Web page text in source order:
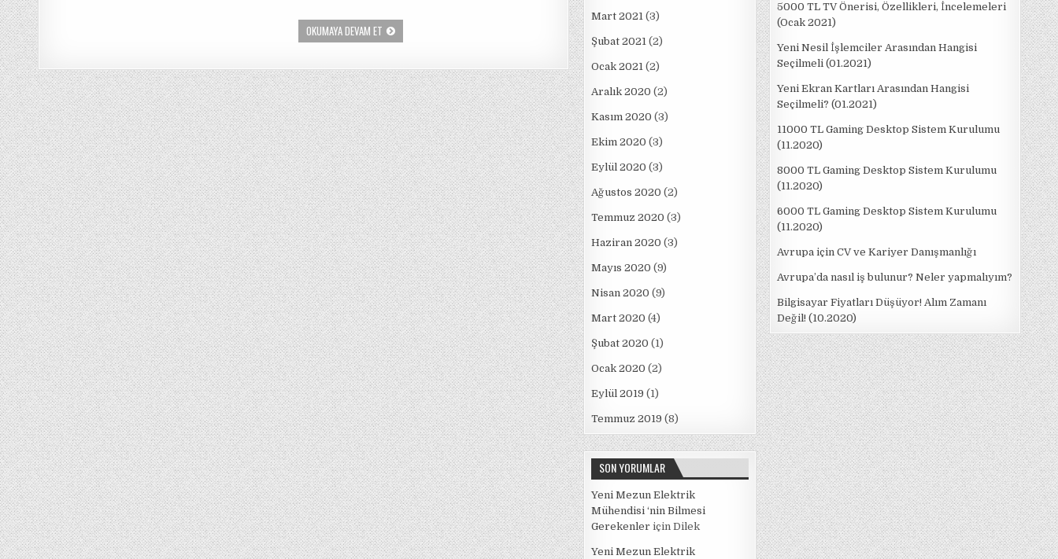
OKUMAYA DEVAM ET AVRUPA
IÇIN
KARIYER
DANIŞMANLIĞI
Mart 2021(3)
Şubat 2021(2)
Ocak 2021(2)
Aralık 2020 (2)
Kasım 2020 (3)
Ekim 2020 (3)
Eylül 2020 (3)
Ağustos 2020 (2)
Temmuz 2020 (3)
Haziran 2020 (3)
Mayıs 2020 (9)
Nisan 2020 (9)
Mart 2020 (4)
Şubat 2020 (1)
Ocak 2020 (2)
Eylül 2019 (1)
Temmuz 2019 (8)
SON YORUMLAR
Yeni Mezun Elektrik
Mühendisi ‘nin Bilmesi
Gerekenler için Dilek
Yeni Mezun Elektrik
5000 TL TV Önerisi, Özellikleri, İncelemeleri
(Ocak 2021)
Yeni Nesil İşlemciler Arasından Hangisi
Seçilmeli (01.2021)
Yeni Ekran Kartları Arasından Hangisi
Seçilmeli? (01.2021)
11000 TL Gaming Desktop Sistem Kurulumu
(11.2020)
8000 TL Gaming Desktop Sistem Kurulumu
(11.2020)
6000 TL Gaming Desktop Sistem Kurulumu
(11.2020)
Avrupa için CV ve Kariyer Danışmanlığı
Avrupa’da nasıl iş bulunur? Neler yapmalıyım?
Bilgisayar Fiyatları Düşüyor! Alım Zamanı
Değil! (10.2020)